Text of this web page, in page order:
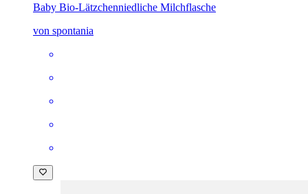
Baby Bio-Lätzchenniedliche Milchflasche
von spontania